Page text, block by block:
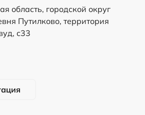
область, городской округ
Путилково, территория
с33